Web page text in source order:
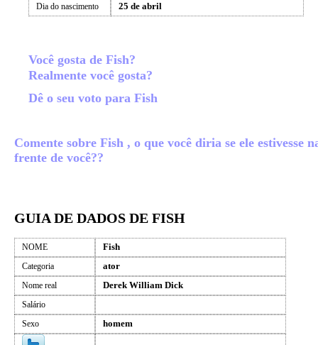
Dia do nascimento 25 de abril
Você gosta de Fish?
Realmente você gosta?
Dê o seu voto para Fish
Comente sobre Fish , o que você diria se ele estivesse
frente de você??
GUIA DE DADOS DE FISH
NOME Fish
Categoria ator
Nome real Derek William Dick
Salário
Sexo
homem